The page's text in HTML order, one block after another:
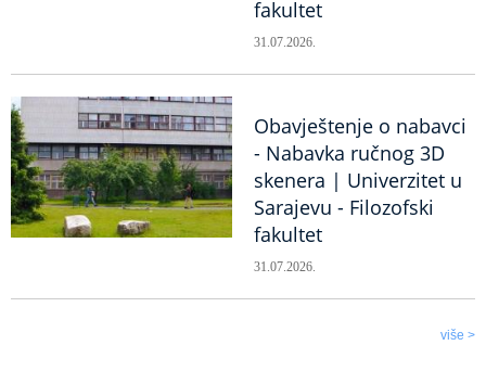
fakultet
31.07.2026.
Obavještenje o nabavci
- Nabavka ručnog 3D
skenera | Univerzitet u
Sarajevu - Filozofski
fakultet
31.07.2026.
više >